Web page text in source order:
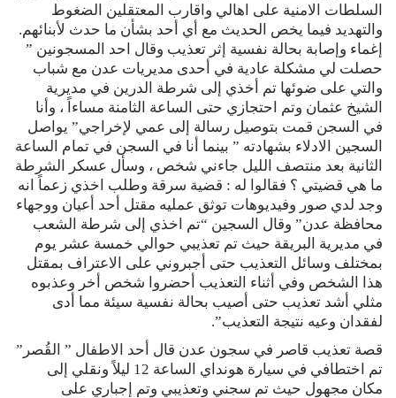
السلطات الامنية على اهالي واقارب المعتقلين الضغوط
والتهديد فيما يخص الحديث مع أي أحد بشأن ما حدث لأبنائهم.
إغماء وإصابة بحالة نفسية إثر تعذيب وقال احد المسجونين ”
حصلت لي مشكلة عادية في أحدى مديريات عدن مع شباب
والتي على ضوئها تم أخذي إلى شرطة الدرين في مديرية
الشيخ عثمان وتم احتجازي حتى الساعة الثامنة مساءاً ، وأنا
في السجن قمت بتوصيل رسالة إلى عمي لإخراجي” يواصل
السجين الادلاء بشهادته ” بينما أنا في السجن في تمام الساعة
الثانية بعد منتصف الليل جاءني شخص ، وسأل عسكر الشرطة
ما هي قضيتي ؟ فقالوا له : قضية سرقة وطلب اخذي زعماً انه
وجد لدي صور وفيديوهات توثق عمليه مقتل أحد أعيان ووجهاء
محافظة عدن” وقال السجين “تم اخذي إلى شرطة الشعب
في مديرية البريقة حيث تم تعذيبي حوالي خمسة عشر يوم
بمختلف وسائل التعذيب حتى أجبروني على الاعتراف بمقتل
هذا الشخص وفي أثناء التعذيب أحضروا شخص أخر وعذبوه
مثلي أشد تعذيب حتى أصيب بحالة نفسية سيئة مما أدى
لفقدان وعيه نتيجة التعذيب”.
قصة تعذيب قاصر في سجون عدن قال أحد الاطفال ” القُصر”
تم اختطافي في سيارة هونداي الساعة 12 ليلاً ونقلي إلى
مكان مجهول حيث تم سجني وتعذيبي وتم إجباري على